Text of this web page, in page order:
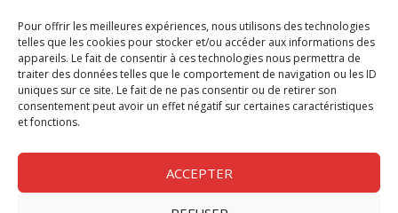
Pour offrir les meilleures expériences, nous utilisons des technologies
telles que les cookies pour stocker et/ou accéder aux informations des
appareils. Le fait de consentir à ces technologies nous permettra de
traiter des données telles que le comportement de navigation ou les ID
uniques sur ce site. Le fait de ne pas consentir ou de retirer son
consentement peut avoir un effet négatif sur certaines caractéristiques
et fonctions.
ACCEPTER
Chèque Compta
Chèque Emploi Spectacle
G-Pods
Profession Audio-visuel